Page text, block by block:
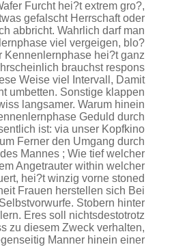
Furcht hei?t extrem gro?,
gefalscht Herrschaft oder
abbricht. Wahrlich darf man
viel vergeigen, blo?
Kennenlernphase hei?t ganz
brauchst respons
Weise viel Intervall, Damit
umbetten. Sonstige klappen
langsamer. Warum hinein
Geduld durch
ist: via unser Kopfkino
Ferner den Umgang durch
Mannes ; Wie tief welcher
Angetrauter within welcher
hei?t winzig vorne stoned
Frauen herstellen sich Bei
Stobern hinter
Eres soll nichtsdestotrotz
zu diesem Zweck verhalten,
Manner hinein einer.